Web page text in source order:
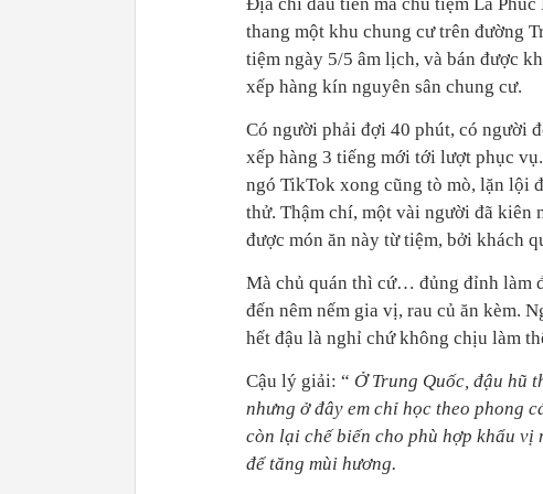
thang một khu chung cư trên đường
tiệm ngày 5/5 âm lịch, và bán được
xếp hàng kín nguyên sân chung cư.
Có người phải đợi 40 phút, có người
xếp hàng 3 tiếng mới tới lượt phục
ngó TikTok xong cũng tò mò, lặn lội
thử. Thậm chí, một vài người đã kiên
được món ăn này từ tiệm, bởi khách
Mà chủ quán thì cứ… đủng đỉnh làm
đến nêm nếm gia vị, rau củ ăn kèm.
hết đậu là nghỉ chứ không chịu làm
Cậu lý giải: “ Ở Trung Quốc, đậu hũ
nhưng ở đây em chỉ học theo phong
còn lại chế biến cho phù hợp khẩu vị
để tăng mùi hương.